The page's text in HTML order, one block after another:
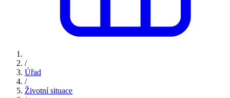
/
Úřad
/
Životní situace